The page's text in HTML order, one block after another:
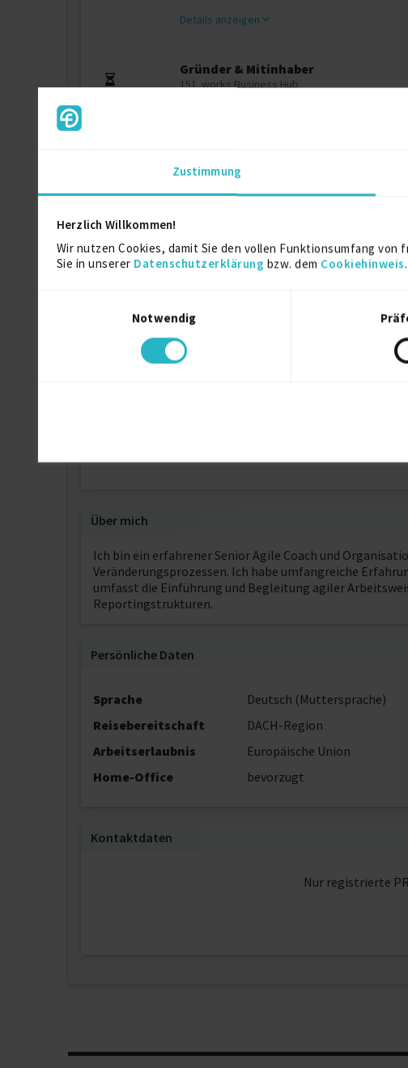
Zustimmung
Herzlich Willkommen!
Wir nutzen Cookies, damit Sie den vollen Funktionsumfang
Sie in unserer Datenschutzerklärung bzw. dem Cookiehinweis
Notwendig
Details anzeigen
Gründer & Mitinhaber
151. works Business Hub
ratioform, Pliening
Fachhochschule München
Über mich
Ich bin ein erfahrener Senior Agile Coach und
Veränderungsprozessen. Ich habe umfangreiche
umfasst die Einführung und Begleitung agiler
Reportingstrukturen.
Persönliche Daten
Sprache
Deutsch (Muttersprache)
Reisebereitschaft
DACH-Region
Arbeitserlaubnis
Europäische Union
Home-Office
bevorzugt
Kontaktdaten
Nur registrierte